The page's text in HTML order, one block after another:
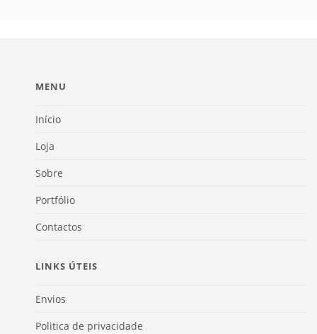
MENU
Início
Loja
Sobre
Portfólio
Contactos
LINKS ÚTEIS
Envios
Politica de privacidade